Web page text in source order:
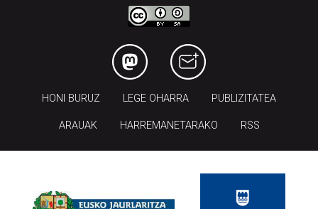
HONI BURUZ LEGE OHARRA PUBLIZITATEA
ARAUAK HARREMANETARAKO RSS